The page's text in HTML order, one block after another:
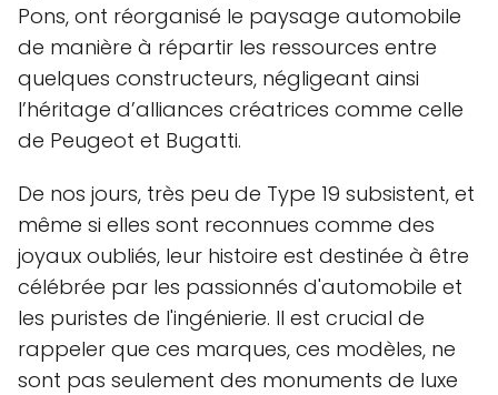
Pons, ont réorganisé le paysage automobile
de manière à répartir les ressources entre
quelques constructeurs, négligeant ainsi
l’héritage d’alliances créatrices comme celle
de Peugeot et Bugatti.
De nos jours, très peu de Type 19 subsistent, et
même si elles sont reconnues comme des
joyaux oubliés, leur histoire est destinée à être
célébrée par les passionnés d'automobile et
les puristes de l'ingénierie. Il est crucial de
rappeler que ces marques, ces modèles, ne
sont pas seulement des monuments de luxe